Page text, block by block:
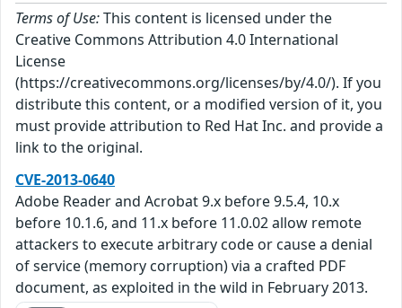
Terms of Use:This content is licensed under the
Creative Commons Attribution 4.0 International
License
(https://creativecommons.org/licenses/by/4.0/). If you
distribute this content, or a modified version of it, you
must provide attribution to Red Hat Inc. and provide a
link to the original.
CVE-2013-0640
Adobe Reader and Acrobat 9.x before 9.5.4, 10.x
before 10.1.6, and 11.x before 11.0.02 allow remote
attackers to execute arbitrary code or cause a denial
of service (memory corruption) via a crafted PDF
document, as exploited in the wild in February 2013.